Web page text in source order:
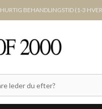
HURTIG BEHANDLINGSTID (1-3